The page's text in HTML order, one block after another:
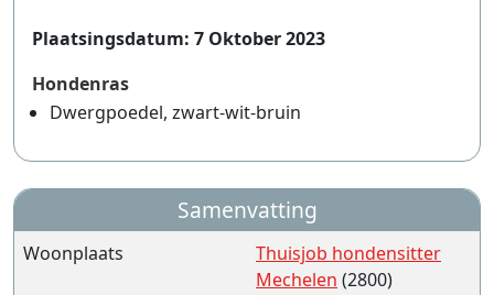
Plaatsingsdatum: 7 Oktober 2023
Hondenras
Dwergpoedel, zwart-wit-bruin
Samenvatting
Woonplaats
Thuisjob hondensitter
Mechelen (2800)